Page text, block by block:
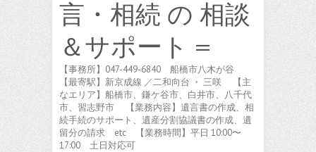
言・相続 の 相談
＆サポート =
【事務所】047-449-6840 船橋市八木が谷
【最寄駅】新京成線 ／二和向台 ・ 三咲 【主
なエリア】船橋市、鎌ケ谷市、白井市、八千代
市、習志野市 【業務内容】遺言書の作成、相
続手続のサポート、遺産分割協議書の作成、遺
留分の請求 etc 【業務時間】平日 10:00〜
17:00 土日対応可